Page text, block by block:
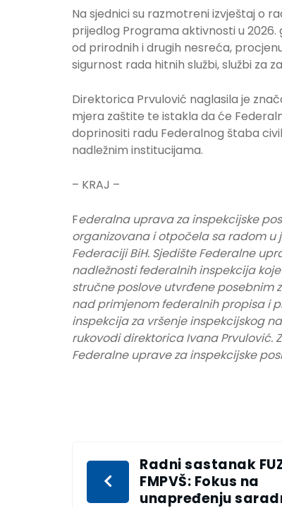
Na sjednici su razmotreni izvještaj o
prijedlog Programa aktivnosti u 2026.
od prirodnih i drugih nesreća,
sigurnost rada hitnih službi, službi za
Direktorica Prvulović naglasila je
mjera zaštite te istakla da će
doprinositi radu Federalnog štaba
nadležnim institucijama.
– KRAJ –
Federalna uprava za inspekcijske
organizovana i otpočela sa radom u
Federaciji BiH. Sjedište Federalne
nadležnosti federalnih inspekcija
stručne poslove utvrđene posebnim
nad primjenom federalnih propisa i
inspekcija za vršenje inspekcijskog
rukovodi direktorica Ivana Prvulović.
Federalne uprave za inspekcijske
Radni sastanak
FMPVŠ: Fokus na
unapređenju